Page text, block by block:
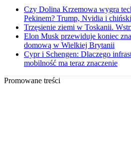
Czy Dolina Krzemowa wygra
Pekinem? Trump, Nvidia i
Trzęsienie ziemi w Toskanii.
Elon Musk przewiduje koniec
domową w Wielkiej Brytanii
Cypr i Schengen: Dlaczego
mobilność ma teraz znaczenie
Promowane treści